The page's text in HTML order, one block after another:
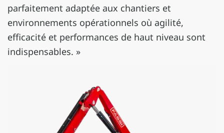
parfaitement adaptée aux chantiers et
environnements opérationnels où agilité,
efficacité et performances de haut niveau sont
indispensables. »